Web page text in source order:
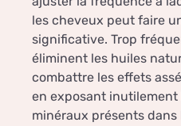
les cheveux peut faire
significative. Trop
éliminent les huiles
combattre les effets
en exposant inutilement
minéraux présents dans